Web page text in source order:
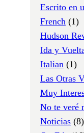
Escrito en
French (1)
Hudson
Ida y
Italian (1)
Las Otras
Muy
No te veré
Noticias (8)